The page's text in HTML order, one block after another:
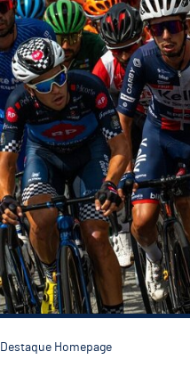
Destaque Homepage